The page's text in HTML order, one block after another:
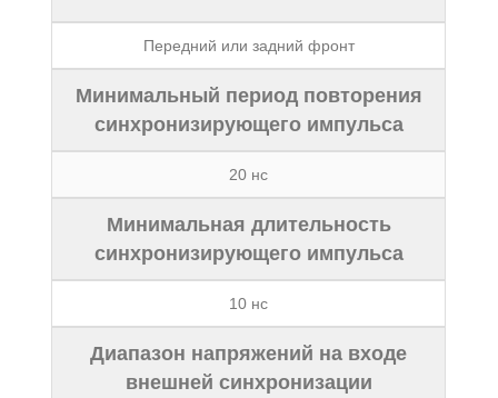
Передний или задний фронт
Минимальный период повторения
синхронизирующего импульса
20 нс
Минимальная длительность
синхронизирующего импульса
10 нс
Диапазон напряжений на входе
внешней синхронизации